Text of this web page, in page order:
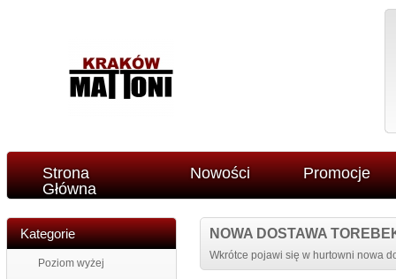
Strona
Główna
Nowości Promocje
Kategorie
Poziom wyżej
NOWA DOSTAWA
Wkrótce pojawi się w hurtowni nowa